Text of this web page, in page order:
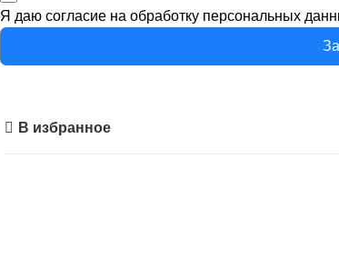
Я даю согласие на обработку персональных
В избранное